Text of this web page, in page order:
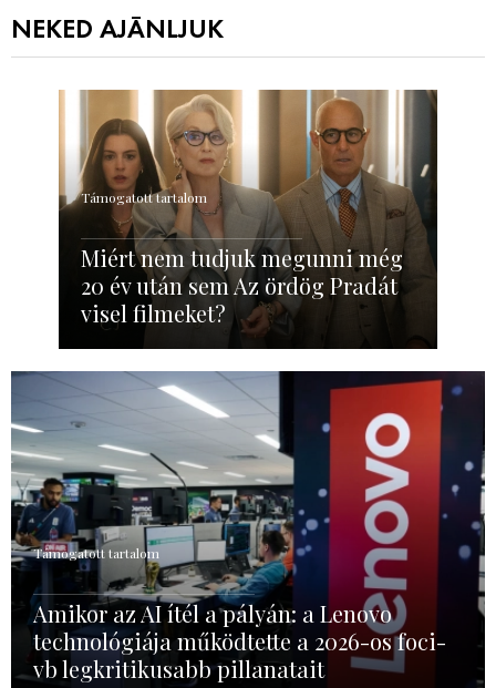
NEKED AJÁNLJUK
Támogatott tartalom
Miért nem tudjuk megunni még
20 év után sem Az ördög Pradát
visel filmeket?
Támogatott tartalom
Amikor az AI ítél a pályán: a Lenovo
technológiája működtette a 2026-os foci-
vb legkritikusabb pillanatait